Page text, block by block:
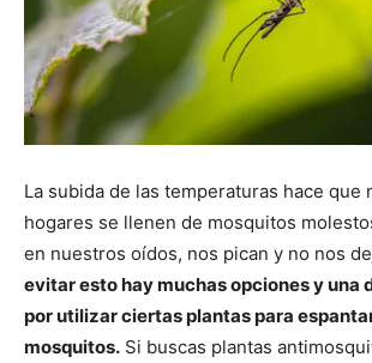
La subida de las temperaturas hace que
hogares se llenen de mosquitos
en nuestros oídos, nos pican y no nos
evitar esto hay muchas opciones y una
por utilizar ciertas plantas para
mosquitos. Si buscas plantas